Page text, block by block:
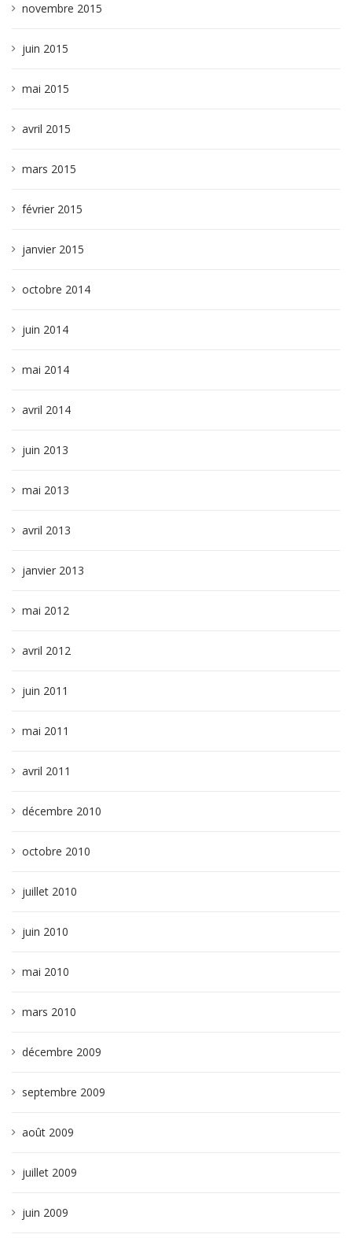
novembre 2015
juin 2015
mai 2015
avril 2015
mars 2015
février 2015
janvier 2015
octobre 2014
juin 2014
mai 2014
avril 2014
juin 2013
mai 2013
avril 2013
janvier 2013
mai 2012
avril 2012
juin 2011
mai 2011
avril 2011
décembre 2010
octobre 2010
juillet 2010
juin 2010
mai 2010
mars 2010
décembre 2009
septembre 2009
août 2009
juillet 2009
juin 2009